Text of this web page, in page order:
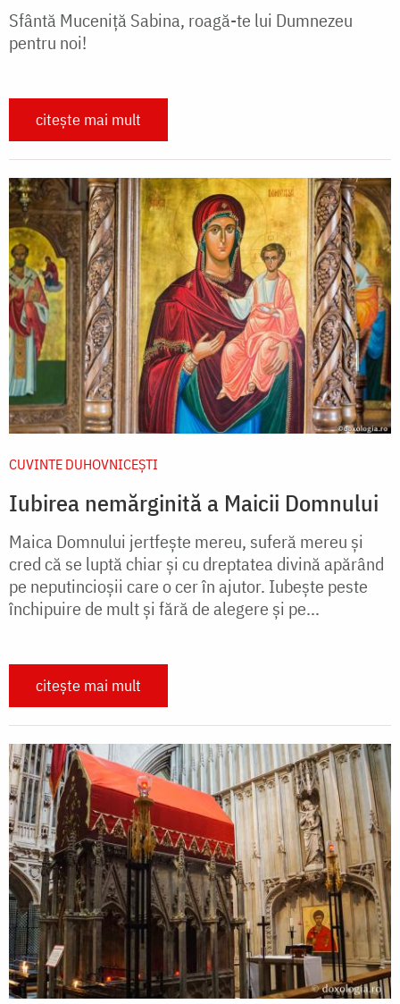
Sfântă Muceniță Sabina, roagă-te lui Dumnezeu
pentru noi!
citește mai mult
CUVINTE DUHOVNICEȘTI
Iubirea nemărginită a Maicii Domnului
Maica Domnului jertfește mereu, suferă mereu și
cred că se luptă chiar și cu dreptatea divină apărând
pe neputincioșii care o cer în ajutor. Iubește peste
închipuire de mult și fără de alegere și pe...
citește mai mult